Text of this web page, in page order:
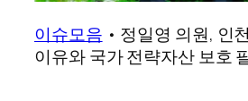
이슈모음 • 정일영 의원, 인
이유와 국가 전략자산 보호